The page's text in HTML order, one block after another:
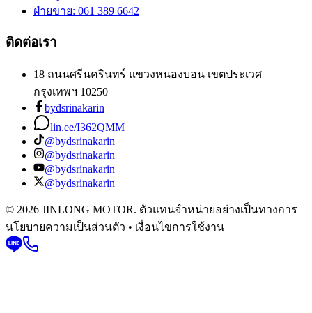
ฝ่ายขาย: 061 389 6642
ติดต่อเรา
18 ถนนศรีนครินทร์ แขวงหนองบอน เขตประเวศ
กรุงเทพฯ 10250
bydsrinakarin
lin.ee/I362QMM
@bydsrinakarin
@bydsrinakarin
@bydsrinakarin
@bydsrinakarin
© 2026 JINLONG MOTOR. ตัวแทนจำหน่ายอย่างเป็นทางการ
นโยบายความเป็นส่วนตัว • เงื่อนไขการใช้งาน